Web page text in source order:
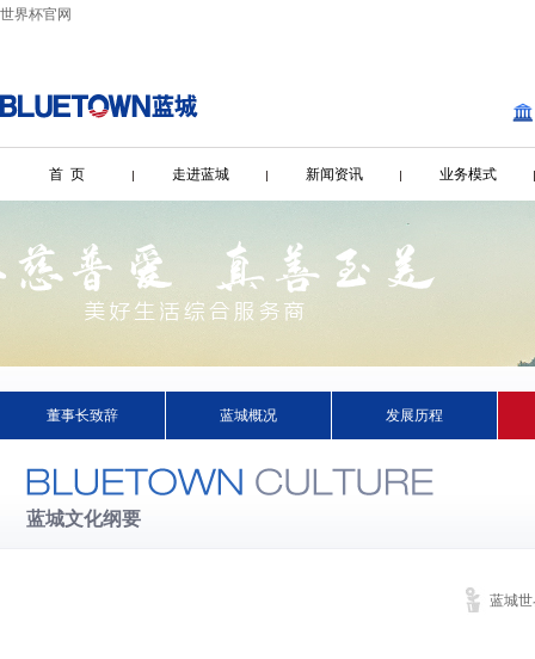
世界杯官网
首 页 走进蓝城 新闻资讯 业务模式
董事长致辞 蓝城概况 发展历程
蓝城文化纲要
蓝城